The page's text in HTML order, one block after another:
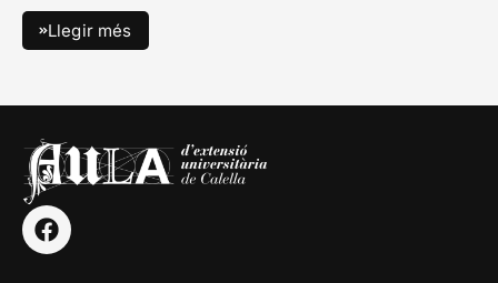
Llegir més